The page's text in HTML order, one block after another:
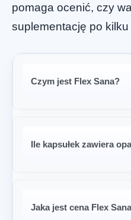
pomaga ocenić, czy
suplementację po
Czym jest Flex Sana?
Ile kapsułek zawiera
Jaka jest cena Flex